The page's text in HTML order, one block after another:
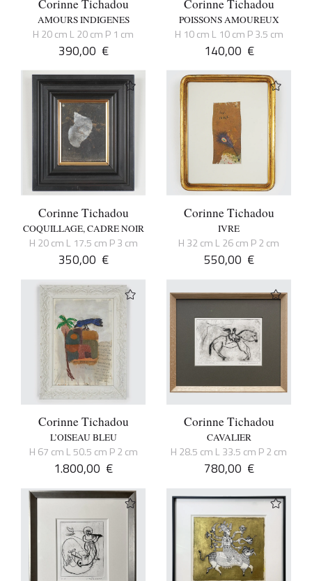
Corinne Tichadou
AMOURS INDIGENES
H 20 cm L 20 cm P 1 cm
390,00 €
Corinne Tichadou
POISSONS AMOUREUX
H 10 cm L 10 cm P 3.5 cm
140,00 €
Corinne Tichadou
COQUILLAGE, CADRE NOIR
H 20 cm L 17.5 cm P 3 cm
350,00 €
Corinne Tichadou
IVRE
H 32 cm L 26 cm P 2 cm
550,00 €
Corinne Tichadou
L’OISEAU BLEU
H 67 cm L 50.5 cm P 2 cm
1.800,00 €
Corinne Tichadou
CAVALIER
H 28.5 cm L 33.5 cm P 2 cm
780,00 €